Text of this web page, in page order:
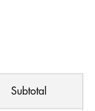
Subtotal